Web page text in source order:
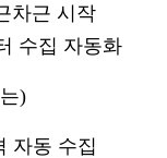
차근 시작
수집 자동화
)
자동 수집